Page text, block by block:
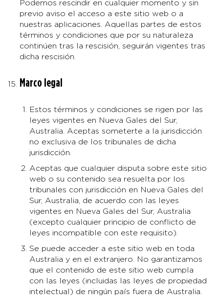
Podemos rescindir en cualquier momento y sin
previo aviso el acceso a este sitio web o a
nuestras aplicaciones. Aquellas partes de estos
términos y condiciones que por su naturaleza
continúen tras la rescisión, seguirán vigentes tras
dicha rescisión.
Marco legal
Estos términos y condiciones se rigen por las
leyes vigentes en Nueva Gales del Sur,
Australia. Aceptas someterte a la jurisdicción
no exclusiva de los tribunales de dicha
jurisdicción.
Aceptas que cualquier disputa sobre este sitio
web o su contenido sea resuelta por los
tribunales con jurisdicción en Nueva Gales del
Sur, Australia, de acuerdo con las leyes
vigentes en Nueva Gales del Sur, Australia
(excepto cualquier principio de conflicto de
leyes incompatible con este requisito).
Se puede acceder a este sitio web en toda
Australia y en el extranjero. No garantizamos
que el contenido de este sitio web cumpla
con las leyes (incluidas las leyes de propiedad
intelectual) de ningún país fuera de Australia.